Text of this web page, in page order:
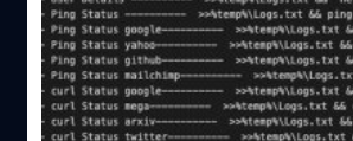
กลุ่มแฮกเกอร์ที่อาจมีความเชื่อมโยงกั
เป็นครูสอนแอโรบิก บนโซเชียลมีเดีย เ
ข้อมูล